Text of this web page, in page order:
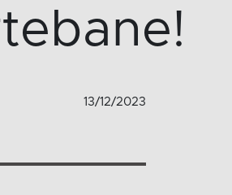
13/12/2023